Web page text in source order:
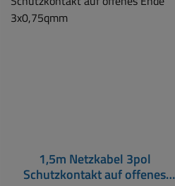
1,5m Netzkabel 3pol
Schutzkontakt auf offenes